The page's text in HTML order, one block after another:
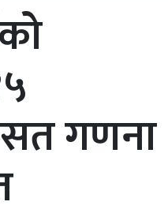
गणना